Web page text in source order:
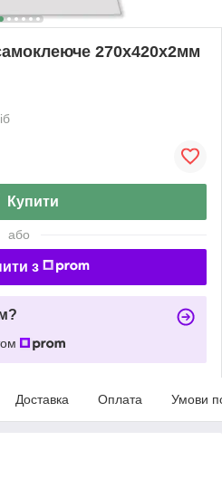
270х420х2мм
Купити
або
з
Доставка Оплата Умови